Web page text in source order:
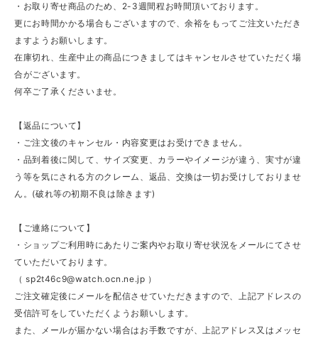
・お取り寄せ商品のため、2-3週間程お時間頂いております。
更にお時間かかる場合もございますので、余裕をもってご注文いただき
ますようお願いします。
在庫切れ、生産中止の商品につきましてはキャンセルさせていただく場
合がございます。
何卒ご了承くださいませ。
【返品について】
・ご注文後のキャンセル・内容変更はお受けできません。
・品到着後に関して、サイズ変更、カラーやイメージが違う、実寸が違
う等を気にされる方のクレーム、返品、交換は一切お受けしておりませ
ん。(破れ等の初期不良は除きます)
【ご連絡について】
・ショップご利用時にあたりご案内やお取り寄せ状況をメールにてさせ
ていただいております。
（sp2t46c9@watch.ocn.ne.jp ）
ご注文確定後にメールを配信させていただきますので、上記アドレスの
受信許可をしていただくようお願いします。
また、メールが届かない場合はお手数ですが、上記アドレス又はメッセ